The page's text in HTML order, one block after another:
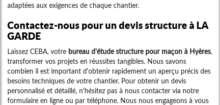
adaptées aux exigences de chaque chantier.
Contactez-nous pour un devis structure à LA
GARDE
Laissez CEBA, votre bureau d'étude structure pour maçon à Hyères,
transformer vos projets en réussites tangibles. Nous savons
combien il est important d'obtenir rapidement un aperçu précis des
besoins techniques de votre chantier. Pour obtenir un devis
personnalisé et détaillé, n'hésitez pas à nous contacter via notre
formulaire en ligne ou par téléphone. Nous nous engageons à vous